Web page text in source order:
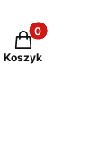
Produkty w
Koszyk